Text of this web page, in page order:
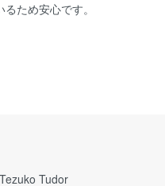
ため安心です。
Tudor